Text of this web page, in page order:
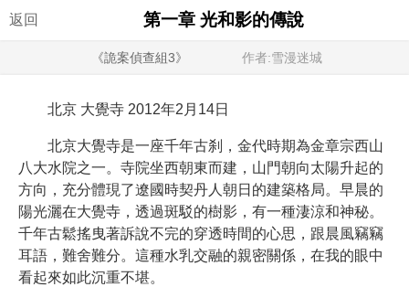
返回 第一章 光和影的傳說
《詭案偵查組3》 作者:雪漫迷城
北京 大覺寺 2012年2月14日
北京大覺寺是一座千年古刹，金代時期為金章宗西山
八大水院之一。寺院坐西朝東而建，山門朝向太陽升起的
方向，充分體現了遼國時契丹人朝日的建築格局。早晨的
陽光灑在大覺寺，透過斑駁的樹影，有一種淒涼和神秘。
千年古鬆搖曳著訴說不完的穿透時間的心思，跟晨風竊竊
耳語，難舍難分。這種水乳交融的親密關係，在我的眼中
看起來如此沉重不堪。